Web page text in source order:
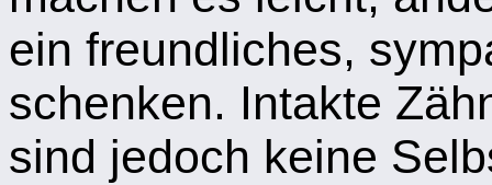
ein freundliches,
schenken. Intakte
sind jedoch keine